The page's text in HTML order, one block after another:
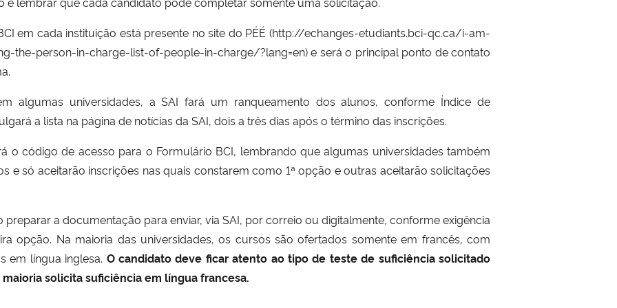
em cada instituição está presente no site do PÉÉ (http://echanges-etudiants.bci-qc.ca/i-am-
the-person-in-charge-list-of-people-in-charge/?lang=en)e será o principal ponto de contato
algumas universidades, a SAI fará um ranqueamento dos alunos, conforme Índice de
a lista na página de notícias da SAI, dois a três dias após o término das inscrições.
o código de acesso para o Formulário BCI, lembrando que algumas universidades também
e só aceitarão inscrições nas quais constarem como 1ª opção e outras aceitarão solicitações
a documentação para enviar, via SAI, por correio ou digitalmente, conforme exigência
opção. Na maioria das universidades, os cursos são ofertados somente em francês, com
em língua inglesa. O candidato deve ficar atento ao tipo de teste de suficiência solicitado
solicita suficiência em língua francesa.